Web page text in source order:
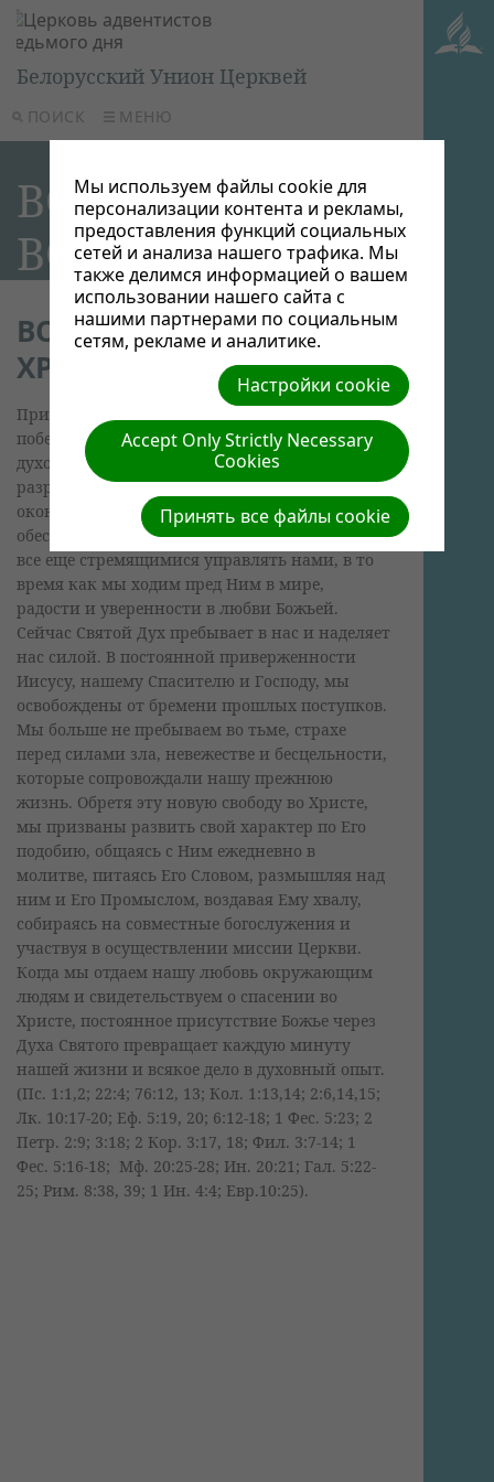
ПОИСК МЕНЮ
Белорусский Унион Церквей
ВОЗРАСТАНИЕ
ВО ХРИСТЕ
ВОЗРАСТАНИЕ ВО
ХРИСТЕ
Приняв смерть на кресте, Иисус одержал
победу над силами зла. Он, победивший злых
духов во время Своего земного служения,
разрушил их власть и сделал неизбежной их
окончательную гибель. Торжество Иисуса
обеспечивает и нам победу над этими силами,
все еще стремящимися управлять нами, в то
время как мы ходим пред Ним в мире,
радости и уверенности в любви Божьей.
Сейчас Святой Дух пребывает в нас и наделяет
нас силой. В постоянной приверженности
Иисусу, нашему Спасителю и Господу, мы
освобождены от бремени прошлых поступков.
Мы больше не пребываем во тьме, страхе
перед силами зла, невежестве и бесцельности,
которые сопровождали нашу прежнюю
жизнь. Обретя эту новую свободу во Христе,
мы призваны развить свой характер по Его
подобию, общаясь с Ним ежедневно в
молитве, питаясь Его Словом, размышляя над
ним и Его Промыслом, воздавая Ему хвалу,
собираясь на совместные богослужения и
участвуя в осуществлении миссии Церкви.
Когда мы отдаем нашу любовь окружающим
людям и свидетельствуем о спасении во
Христе, постоянное присутствие Божье через
Духа Святого превращает каждую минуту
нашей жизни и всякое дело в духовный опыт.
(Пс. 1:1,2; 22:4; 76:12, 13; Кол. 1:13,14; 2:6,14,15;
Лк. 10:17-20; Еф. 5:19, 20; 6:12-18; 1 Фес. 5:23; 2
Петр. 2:9; 3:18; 2 Кор. 3:17, 18; Фил. 3:7-14; 1
Фес. 5:16-18; Мф. 20:25-28; Ин. 20:21; Гал. 5:22-
25; Рим. 8:38, 39; 1 Ин. 4:4; Евр.10:25).
Мы используем файлы cookie для
персонализации контента и рекламы,
предоставления функций социальных
сетей и анализа нашего трафика. Мы
также делимся информацией о вашем
использовании нашего сайта с
нашими партнерами по социальным
сетям, рекламе и аналитике.
Настройки cookie
Accept Only Strictly Necessary
Cookies
Принять все файлы cookie